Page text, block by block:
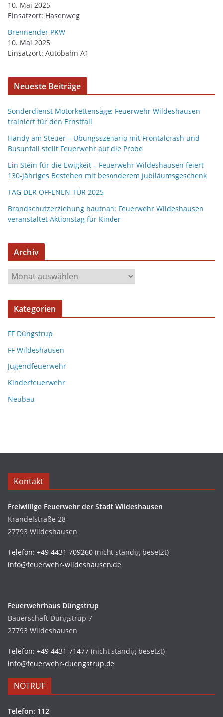
10. Mai 2025
Einsatzort: Hasenweg
Brennender PKW
10. Mai 2025
Einsatzort: Autobahn A1
Neueste Beiträge
Sonderdienst Motorkettensäge: Feuerwehr Wildeshausen
trainiert für den Ernstfall
Handy am Steuer – Übungsszenario mit Frontalcrash und
Busunfall stellt Feuerwehr auf die Probe
Ein Stein für die Ewigkeit – Feuerwehr Wildeshausen feiert
130-jähriges Bestehen mit besonderem Jubiläumsgeschenk
TAG DER OFFENEN TÜR 2025
Brandschutzerziehung hautnah: Feuerwehr Wildeshausen
veranstaltet Aktionstag für Kinder
Archiv
Kategorien
FF Düngstrup
FF Wildeshausen
Jugendfeuerwehr
Kinderfeuerwehr
Neubau
Kontakt
Freiwillige Feuerwehr der Stadt Wildeshausen
Krandelstraße 28
27793 Wildeshausen
Telefon: +49 4431 709260 (nicht ständig besetzt)
info@feuerwehr-wildeshausen.de
Feuerwehrhaus Düngstrup
Bauerschaft Düngstrup 7
27793 Wildeshausen
Telefon: +49 4431 71477 (nicht ständig besetzt)
info@feuerwehr-duengstrup.de
NOTRUF
Telefon: 112